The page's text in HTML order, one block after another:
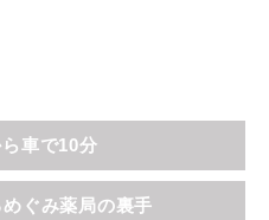
車で10分
ぐみ薬局の裏手